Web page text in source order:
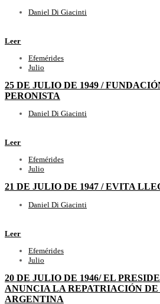
Daniel Di Giacinti
Leer
Efemérides
Julio
25 DE JULIO DE 1949 /
PERONISTA
Daniel Di Giacinti
Leer
Efemérides
Julio
21 DE JULIO DE 1947 / EVITA
Daniel Di Giacinti
Leer
Efemérides
Julio
20 DE JULIO DE 1946/ EL
ANUNCIA LA REPATRIACIÓN
ARGENTINA